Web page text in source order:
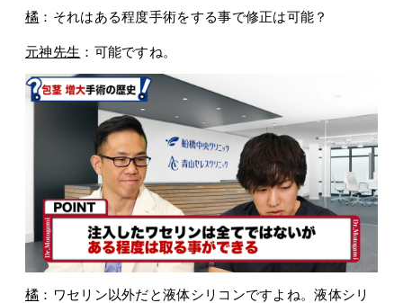
橘 ：それはある程度手術をする事で修正は可能？
元神先生 ：可能ですね。
橘 ：ワセリン以外だと液体シリコンですよね。液体シリ